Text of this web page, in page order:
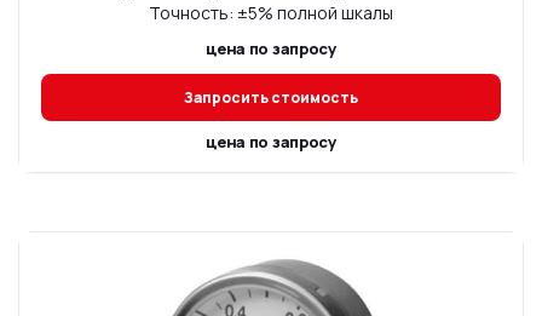
Точность: ±5% полной шкалы
цена по запросу
Запросить стоимость
цена по запросу